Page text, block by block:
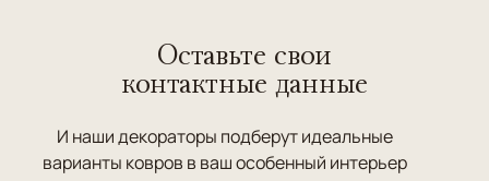
Оставьте свои
контактные данные
И наши декораторы подберут идеальные
варианты ковров в ваш особенный интерьер